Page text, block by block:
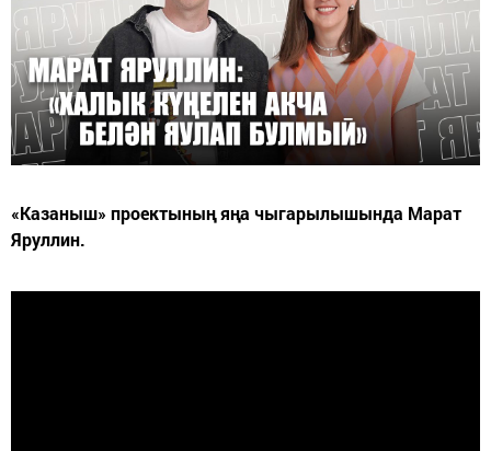
«Казаныш» проектының яңа чыгарылышында Марат
Яруллин.